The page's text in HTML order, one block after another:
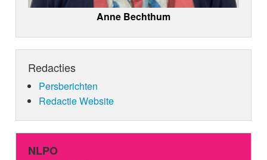
Anne Bechthum
Redacties
Persberichten
Redactie Website
NLPO